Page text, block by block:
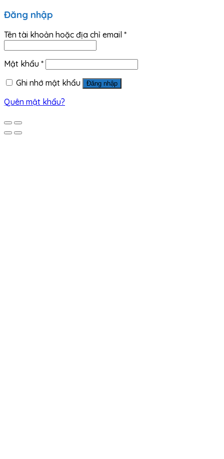
Đăng nhập
Tên tài khoản hoặc địa chỉ email *
Mật khẩu *
Ghi nhớ mật khẩu
Đăng nhập
Quên mật khẩu?